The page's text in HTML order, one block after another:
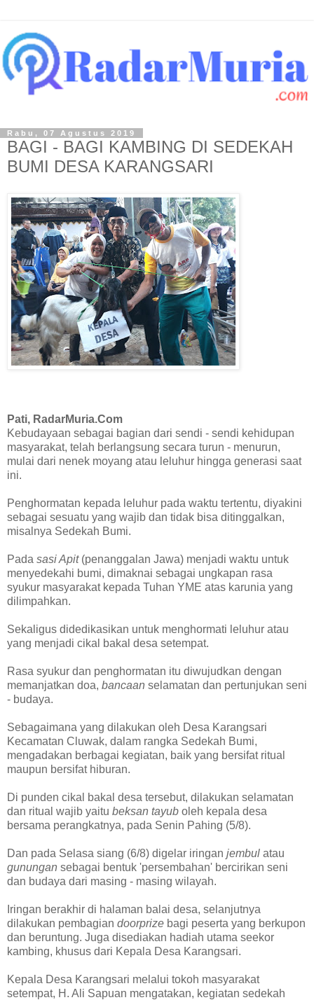
Rabu, 07 Agustus 2019
BAGI - BAGI KAMBING DI SEDEKAH
BUMI DESA KARANGSARI
Pati, RadarMuria.Com
Kebudayaan sebagai bagian dari sendi - sendi kehidupan
masyarakat, telah berlangsung secara turun - menurun,
mulai dari nenek moyang atau leluhur hingga generasi saat
ini.
Penghormatan kepada leluhur pada waktu tertentu, diyakini
sebagai sesuatu yang wajib dan tidak bisa ditinggalkan,
misalnya Sedekah Bumi.
Pada sasi Apit(penanggalan Jawa) menjadi waktu untuk
menyedekahi bumi, dimaknai sebagai ungkapan rasa
syukur masyarakat kepada Tuhan YME atas karunia yang
dilimpahkan.
Sekaligus didedikasikan untuk menghormati leluhur atau
yang menjadi cikal bakal desa setempat.
Rasa syukur dan penghormatan itu diwujudkan dengan
memanjatkan doa, bancaan selamatan dan pertunjukan seni
- budaya.
Sebagaimana yang dilakukan oleh Desa Karangsari
Kecamatan Cluwak, dalam rangka Sedekah Bumi,
mengadakan berbagai kegiatan, baik yang bersifat ritual
maupun bersifat hiburan.
Di punden cikal bakal desa tersebut, dilakukan selamatan
dan ritual wajib yaitu beksan tayub oleh kepala desa
bersama perangkatnya, pada Senin Pahing (5/8).
Dan pada Selasa siang (6/8) digelar iringan jembul atau
gunungan sebagai bentuk 'persembahan' bercirikan seni
dan budaya dari masing - masing wilayah.
Iringan berakhir di halaman balai desa, selanjutnya
dilakukan pembagian doorprize bagi peserta yang berkupon
dan beruntung. Juga disediakan hadiah utama seekor
kambing, khusus dari Kepala Desa Karangsari.
Kepala Desa Karangsari melalui tokoh masyarakat
setempat, H. Ali Sapuan mengatakan, kegiatan sedekah